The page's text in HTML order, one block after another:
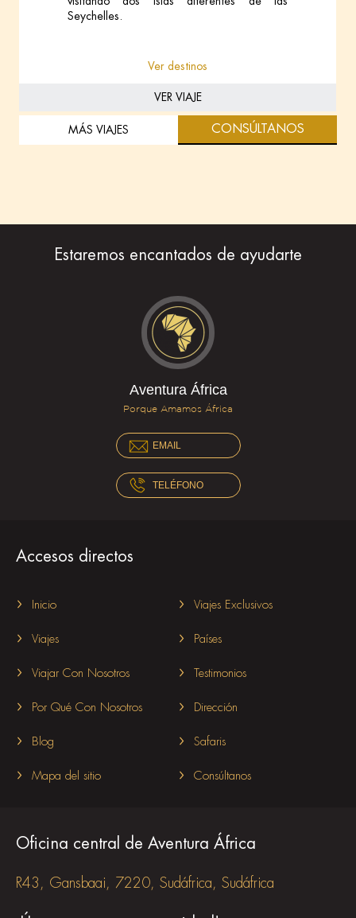
Seychelles.
Ver destinos
VER VIAJE
MÁS VIAJES CONSÚLTANOS
Estaremos encantados de ayudarte
Aventura África
Porque Amamos África
EMAIL
TELÉFONO
Accesos directos
Inicio Viajes Exclusivos
Viajes Países
Viajar Con Nosotros Testimonios
Por Qué Con Nosotros Dirección
Blog Safaris
Mapa del sitio Consúltanos
Oficina central de Aventura África
R43, Gansbaai, 7220, Sudáfrica, Sudáfrica